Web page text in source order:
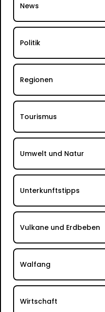
News
Politik
Regionen
Tourismus
Umwelt und Natur
Unterkunftstipps
Vulkane und Erdbeben
Walfang
Wirtschaft